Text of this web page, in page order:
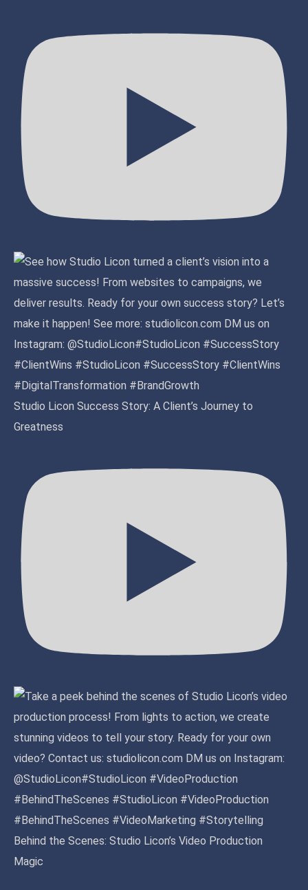
Studio Licon Success Story: A Client’s Journey to
Greatness
Behind the Scenes: Studio Licon’s Video Production
Magic